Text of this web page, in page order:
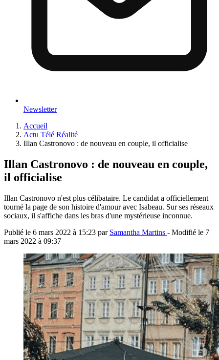
Newsletter
Accueil
Actu Télé Réalité
Illan Castronovo : de nouveau en couple, il officialise
Illan Castronovo : de nouveau en couple,
il officialise
Illan Castronovo n'est plus célibataire. Le candidat a officiellement
tourné la page de son histoire d'amour avec Isabeau. Sur ses réseaux
sociaux, il s'affiche dans les bras d'une mystérieuse inconnue.
Publié le 6 mars 2022 à 15:23 par Samantha Martins - Modifié le 7
mars 2022 à 09:37